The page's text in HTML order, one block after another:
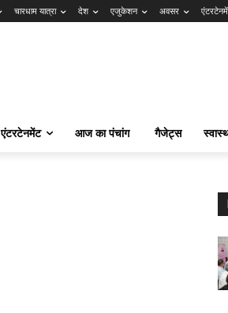
चारधाम यात्रा देश एजुकेशन अवसर
एंटरटेनमेंट आज का पंचांग गैजेट्स